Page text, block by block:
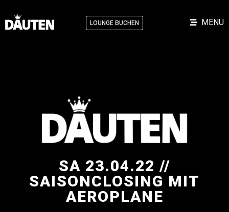
LOUNGE BUCHEN MENU
SA 23.04.22 //
SAISONCLOSING MIT
AEROPLANE